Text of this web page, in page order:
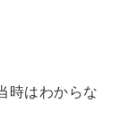
時はわからな